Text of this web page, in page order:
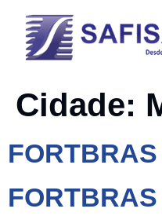
Cidade:
FORTBRAS
FORTBRAS